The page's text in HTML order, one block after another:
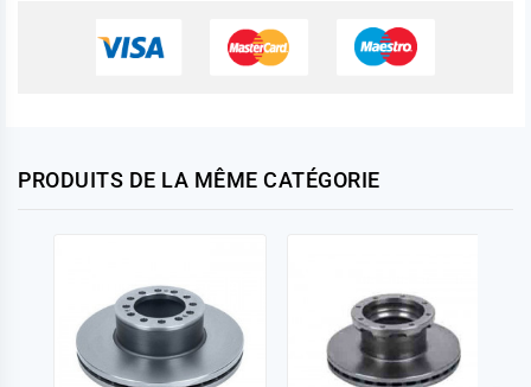
PRODUITS DE LA MÊME CATÉGORIE